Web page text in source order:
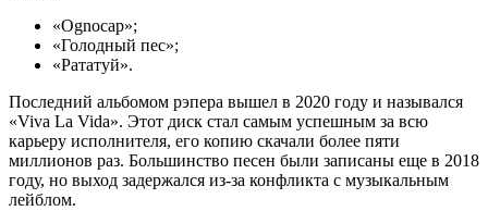
«Ognocap»;
«Голодный пес»;
«Рататуй».
Последний альбомом рэпера вышел в 2020 году и назывался
«Viva La Vida». Этот диск стал самым успешным за всю
карьеру исполнителя, его копию скачали более пяти
миллионов раз. Большинство песен были записаны еще в 2018
году, но выход задержался из-за конфликта с музыкальным
лейблом.